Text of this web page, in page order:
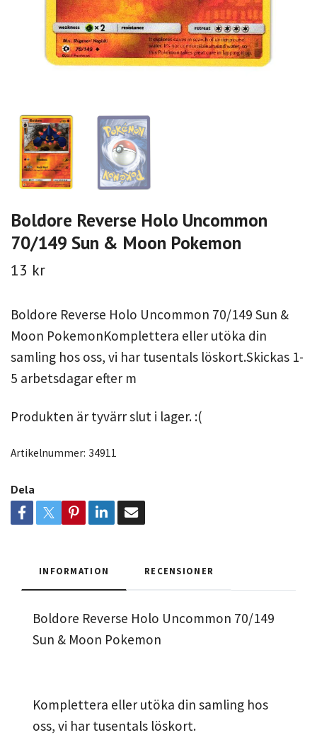
Boldore Reverse Holo Uncommon
70/149 Sun & Moon Pokemon
13 kr
Boldore Reverse Holo Uncommon 70/149 Sun &
Moon PokemonKomplettera eller utöka din
samling hos oss, vi har tusentals löskort.Skickas 1-
5 arbetsdagar efter m
Produkten är tyvärr slut i lager. :(
Artikelnummer: 34911
Dela
INFORMATION RECENSIONER
Boldore Reverse Holo Uncommon 70/149
Sun & Moon Pokemon
Komplettera eller utöka din samling hos
oss, vi har tusentals löskort.